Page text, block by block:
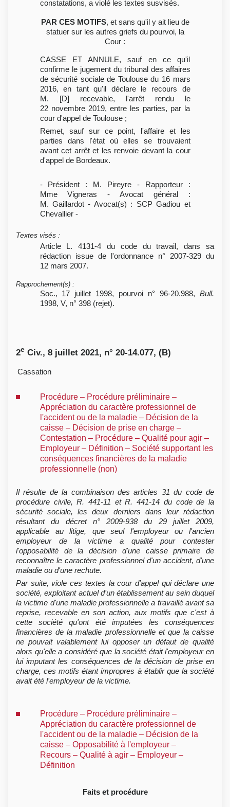
constatations, a violé les textes susvisés.
PAR CES MOTIFS, et sans qu'il y ait lieu de
statuer sur les autres griefs du pourvoi, la
Cour :
CASSE ET ANNULE, sauf en ce qu'il
confirme le jugement du tribunal des affaires
de sécurité sociale de Toulouse du 16 mars
2016, en tant qu'il déclare le recours de
M. [D] recevable, l'arrêt rendu le
22 novembre 2019, entre les parties, par la
cour d'appel de Toulouse ;
Remet, sauf sur ce point, l'affaire et les
parties dans l'état où elles se trouvaient
avant cet arrêt et les renvoie devant la cour
d'appel de Bordeaux.
- Président : M. Pireyre - Rapporteur :
Mme Vigneras - Avocat général :
M. Gaillardot - Avocat(s) : SCP Gadiou et
Chevallier -
Textes visés :
Article L. 4131-4 du code du travail, dans sa
rédaction issue de l'ordonnance n° 2007-329 du
12 mars 2007.
Rapprochement(s) :
Soc., 17 juillet 1998, pourvoi n° 96-20.988, Bull.
1998, V, n° 398 (rejet).
2e Civ., 8 juillet 2021, n° 20-14.077, (B)
Cassation
Procédure – Procédure préliminaire –
Appréciation du caractère professionnel de
l'accident ou de la maladie – Décision de la
caisse – Décision de prise en charge –
Contestation – Procédure – Qualité pour agir –
Employeur – Définition – Société supportant les
conséquences financières de la maladie
professionnelle (non)
Il résulte de la combinaison des articles 31 du code de
procédure civile, R. 441-11 et R. 441-14 du code de la
sécurité sociale, les deux derniers dans leur rédaction
résultant du décret n° 2009-938 du 29 juillet 2009,
applicable au litige, que seul l'employeur ou l'ancien
employeur de la victime a qualité pour contester
l'opposabilité de la décision d'une caisse primaire de
reconnaître le caractère professionnel d'un accident, d'une
maladie ou d'une rechute.
Par suite, viole ces textes la cour d'appel qui déclare une
société, exploitant actuel d'un établissement au sein duquel
la victime d'une maladie professionnelle a travaillé avant sa
reprise, recevable en son action, aux motifs que c'est à
cette société qu'ont été imputées les conséquences
financières de la maladie professionnelle et que la caisse
ne pouvait valablement lui opposer un défaut de qualité
alors qu'elle a considéré que la société était l'employeur en
lui imputant les conséquences de la décision de prise en
charge, ces motifs étant impropres à établir que la société
avait été l'employeur de la victime.
Procédure – Procédure préliminaire –
Appréciation du caractère professionnel de
l'accident ou de la maladie – Décision de la
caisse – Opposabilité à l'employeur –
Recours – Qualité à agir – Employeur –
Définition
Faits et procédure